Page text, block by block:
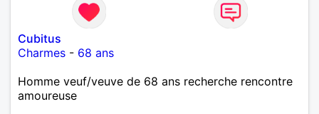
Cubitus
Charmes - 68 ans
Homme veuf/veuve de 68 ans recherche rencontre
amoureuse